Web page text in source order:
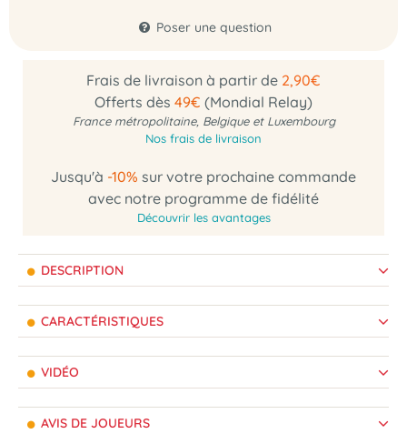
Poser une question
Frais de livraison à partir de 2,90€
Offerts dès 49€ (Mondial Relay)
France métropolitaine, Belgique et Luxembourg
Nos frais de livraison
Jusqu'à -10% sur votre prochaine commande
avec notre programme de fidélité
Découvrir les avantages
DESCRIPTION
CARACTÉRISTIQUES
VIDÉO
AVIS DE JOUEURS